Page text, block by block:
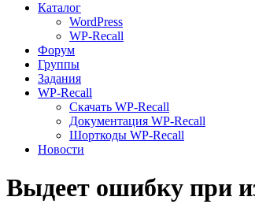
Каталог
WordPress
WP-Recall
Форум
Группы
Задания
WP-Recall
Скачать WP-Recall
Документация WP-Recall
Шорткоды WP-Recall
Новости
Выдеет ошибку при